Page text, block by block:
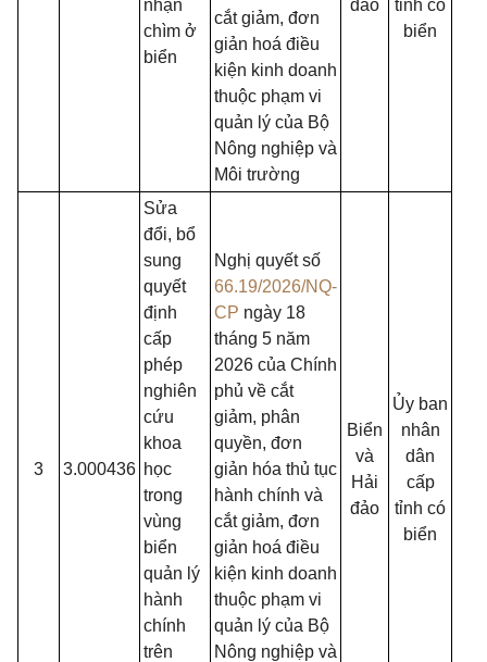
nhận
chìm ở
biển
cắt giảm, đơn
giản hoá điều
kiện kinh doanh
thuộc phạm vi
quản lý của Bộ
Nông nghiệp và
Môi trường
đảo
tỉnh có
biển
3 3.000436
Sửa
đổi, bổ
sung
quyết
định
cấp
phép
nghiên
cứu
khoa
học
trong
vùng
biển
quản lý
hành
chính
trên
Nghị quyết số
66.19/2026/NQ-
CP ngày 18
tháng 5 năm
2026 của Chính
phủ về cắt
giảm, phân
quyền, đơn
giản hóa thủ tục
hành chính và
cắt giảm, đơn
giản hoá điều
kiện kinh doanh
thuộc phạm vi
quản lý của Bộ
Nông nghiệp và
Biển
và
Hải
đảo
Ủy ban
nhân
dân
cấp
tỉnh có
biển